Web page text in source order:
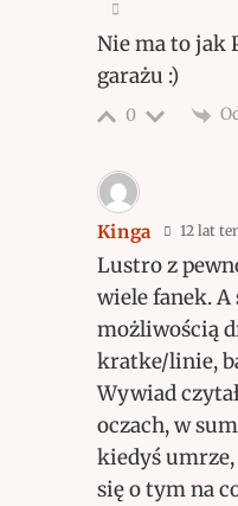
Nie ma to jak
garażu :)
0
Kinga 12 lat
Lustro z
wiele fanek. A
możliwością
kratke/linie,
Wywiad
oczach, w
kiedyś
się o tym na